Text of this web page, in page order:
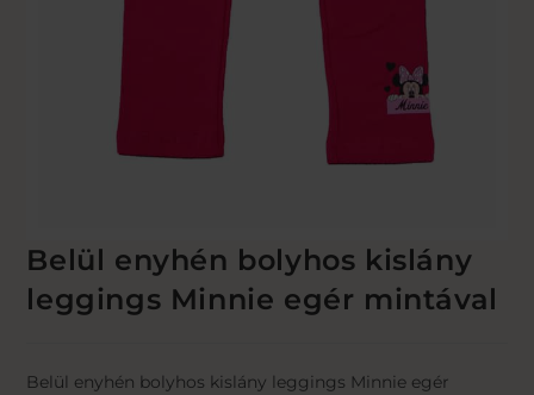
Belül enyhén bolyhos kislány
leggings Minnie egér mintával
Belül enyhén bolyhos kislány leggings Minnie egér